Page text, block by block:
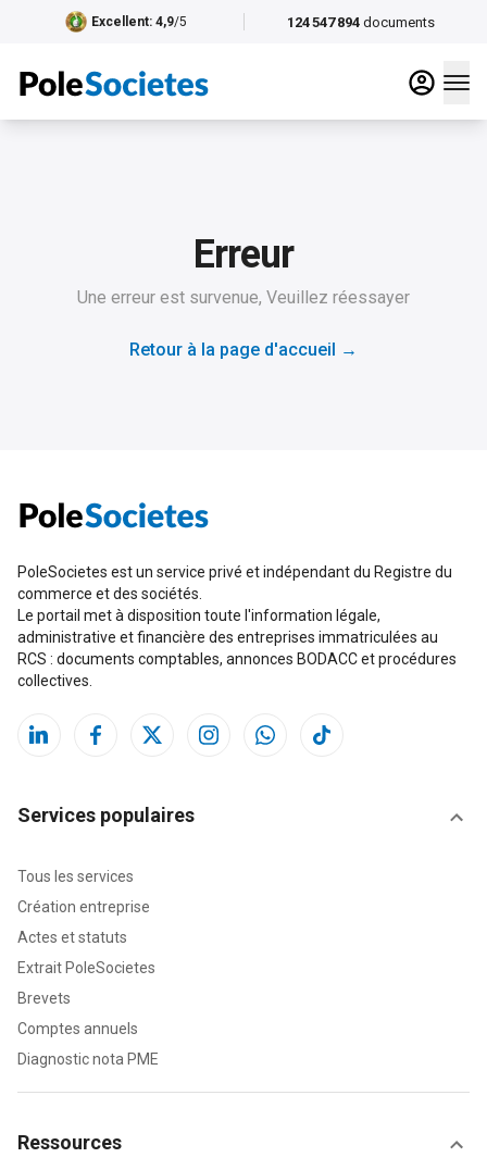
124 547 894 documents
Excellent: 4,9/5
Erreur
Une erreur est survenue, Veuillez réessayer
Retour à la page d'accueil →
PoleSocietes est un service privé et indépendant du Registre du
commerce et des sociétés.
Le portail met à disposition toute l'information légale,
administrative et financière des entreprises immatriculées au
RCS : documents comptables, annonces BODACC et procédures
collectives.
Services populaires
Tous les services
Création entreprise
Actes et statuts
Extrait PoleSocietes
Brevets
Comptes annuels
Diagnostic nota PME
Ressources